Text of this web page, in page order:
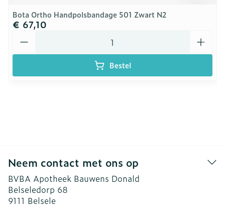
Bota Ortho Handpolsbandage 501 Zwart N2
€ 67,10
Bestel
Neem contact met ons op
BVBA Apotheek Bauwens Donald
Belseledorp 68
9111 Belsele